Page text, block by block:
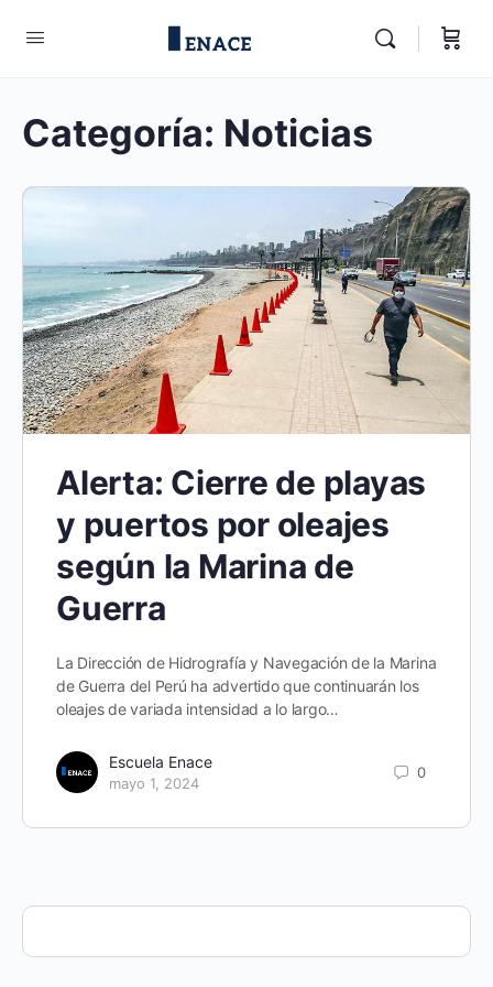
Categoría: Noticias
Alerta: Cierre de playas
y puertos por oleajes
según la Marina de
Guerra
La Dirección de Hidrografía y Navegación de la Marina
de Guerra del Perú ha advertido que continuarán los
oleajes de variada intensidad a lo largo…
Escuela Enace
mayo 1, 2024
0